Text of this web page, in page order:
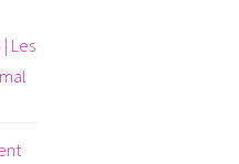
Les